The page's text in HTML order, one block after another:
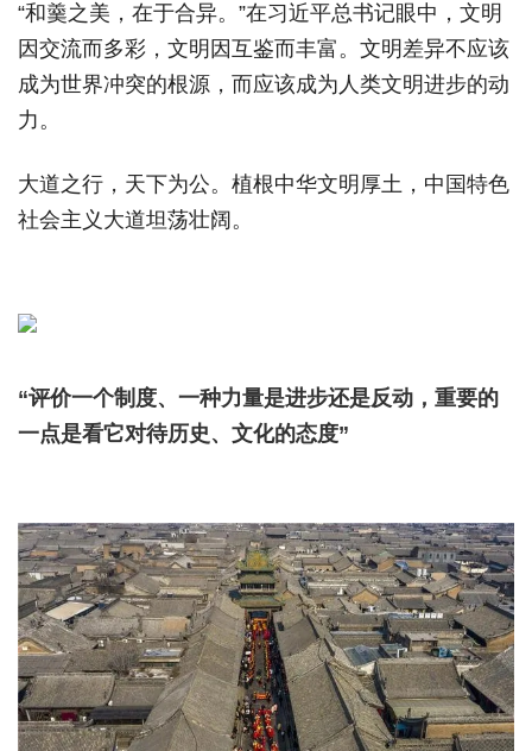
“和羹之美，在于合异。”在习近平总书记眼中，文明
因交流而多彩，文明因互鉴而丰富。文明差异不应该
成为世界冲突的根源，而应该成为人类文明进步的动
力。
大道之行，天下为公。植根中华文明厚土，中国特色
社会主义大道坦荡壮阔。
“评价一个制度、一种力量是进步还是反动，重要的
一点是看它对待历史、文化的态度”